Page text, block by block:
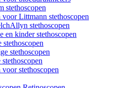
stethoscopen
voor Littmann stethoscopen
stethoscopen
en kinder stethoscopen
stethoscopen
stethoscopen